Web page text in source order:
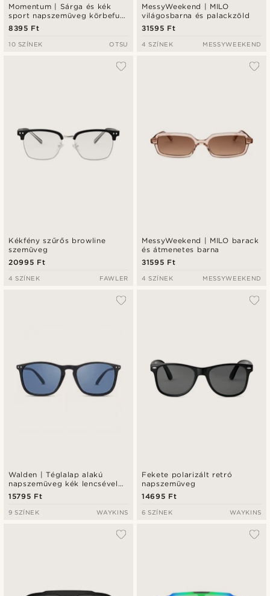
Momentum | Sárga és kék
sport napszemüveg körbefutó
kialakítással
8395 Ft
10 SZÍNEK OTSU
MessyWeekend | MILO
világosbarna és palackzöld
31595 Ft
4 SZÍNEK MESSYWEEKEND
Kékfény szűrős browline
szemüveg
20995 Ft
4 SZÍNEK FAWLER
MessyWeekend | MILO barack
és átmenetes barna
31595 Ft
4 SZÍNEK MESSYWEEKEND
Walden | Téglalap alakú
napszemüveg kék lencsével
és fekete kerettel
15795 Ft
9 SZÍNEK WAYKINS
Fekete polarizált retró
napszemüveg
14695 Ft
6 SZÍNEK WAYKINS